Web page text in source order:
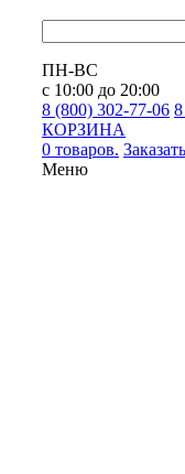
ПН-ВС
с 10:00 до 20:00
8 (800) 302-77-06
КОРЗИНА
0 товаров.
Меню